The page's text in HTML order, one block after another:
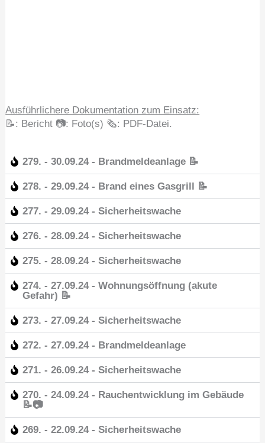
Ausführlichere Dokumentation zum Einsatz:
📝: Bericht 📷: Foto(s) 🗞️: PDF-Datei.
279. - 30.09.24 - Brandmeldeanlage 📝
278. - 29.09.24 - Brand eines Gasgrill 📝
277. - 29.09.24 - Sicherheitswache
276. - 28.09.24 - Sicherheitswache
275. - 28.09.24 - Sicherheitswache
274. - 27.09.24 - Wohnungsöffnung (akute
Gefahr) 📝
273. - 27.09.24 - Sicherheitswache
272. - 27.09.24 - Brandmeldeanlage
271. - 26.09.24 - Sicherheitswache
270. - 24.09.24 - Rauchentwicklung im Gebäude
📝📷
269. - 22.09.24 - Sicherheitswache